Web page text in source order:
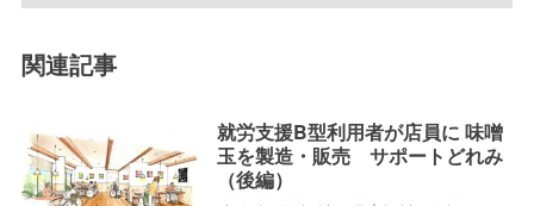
関連記事
就労支援B型利用者が店員に 味噌
玉を製造・販売 サポートどれみ
（後編）